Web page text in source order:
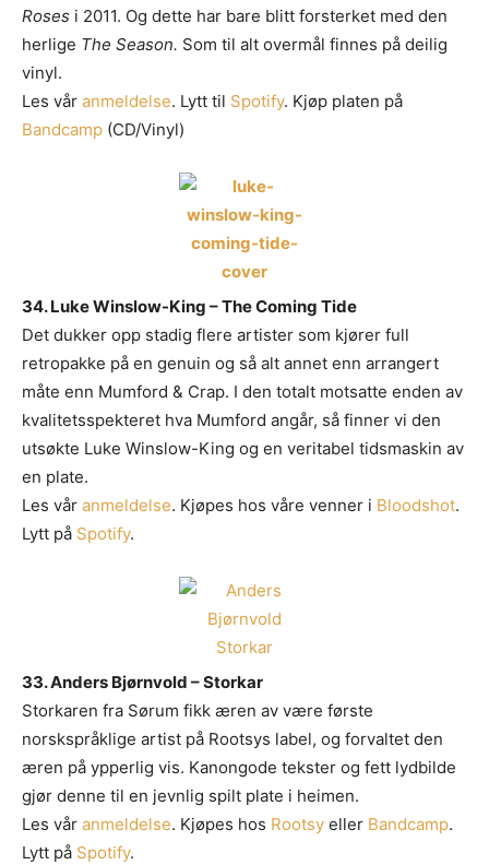
Platen som nedlastbar MP3 . Dropbox er fint, eller et av
de andre hundrevis av fildelingsverktøyene som finnes. En
stream på Soundcloud er fint, men vi vil uansettpå et
vurderes.
IKKE send linker til Spotify, Tidal eller iTunes som eneste
disse stedene, så henvendelser med linker dit som eneste
sted får dessverre møte “delete”-knappen.
Gjerne en link til en EPK som beskriver prosjektet ditt
Og gjerne linker til din nettside eller en Facebookside hvor
vi kan lese litt mer om deg.
Link til nedlastbare pressebilder. Og coverbilde til platen.
Minst 1024px bredde er fint.
Det er lov å purre oss opp etter en liten stund.
Erfaringsmessig så er det uhyre vanskelig å få hørt og sjekket
alt, så en høflig påminnelse om at du har sendt oss musikken
din er godt innafor.
Og vi er hverken så strenge eller skumle som disse punktene
skulle tilsi
Roses i 2011. Og dette har bare blitt forsterket med den
herlige The Season. Som til alt overmål finnes på deilig
vinyl.
Les vår anmeldelse. Lytt til Spotify. Kjøp platen på
Bandcamp (CD/Vinyl)
34. Luke Winslow-King – The Coming Tide
Det dukker opp stadig flere artister som kjører full
retropakke på en genuin og så alt annet enn arrangert
måte enn Mumford & Crap. I den totalt motsatte enden av
kvalitetsspekteret hva Mumford angår, så finner vi den
utsøkte Luke Winslow-King og en veritabel tidsmaskin av
en plate.
Les vår anmeldelse. Kjøpes hos våre venner i Bloodshot.
Lytt på Spotify.
33. Anders Bjørnvold – Storkar
Storkaren fra Sørum fikk æren av være første
norskspråklige artist på Rootsys label, og forvaltet den
æren på ypperlig vis. Kanongode tekster og fett lydbilde
gjør denne til en jevnlig spilt plate i heimen.
Les vår anmeldelse. Kjøpes hos Rootsy eller Bandcamp.
Lytt på Spotify.